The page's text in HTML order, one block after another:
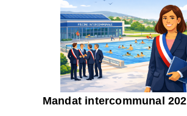
Mandat intercommunal